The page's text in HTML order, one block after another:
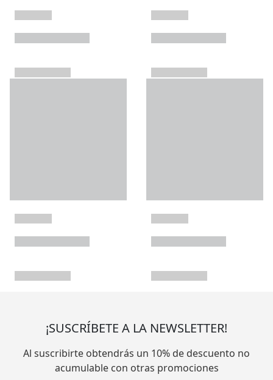
¡SUSCRÍBETE A LA NEWSLETTER!
Al suscribirte obtendrás un 10% de descuento no
acumulable con otras promociones